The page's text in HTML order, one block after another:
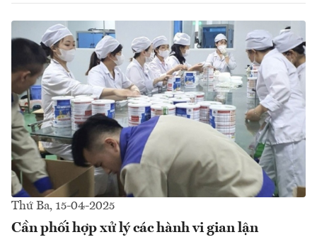
Thứ Ba, 15-04-2025
Cần phối hợp xử lý các hành vi gian lận